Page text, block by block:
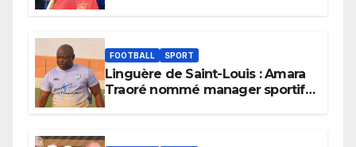
FOOTBALL SPORT
Linguère de Saint-Louis : Amara
Traoré nommé manager sportif